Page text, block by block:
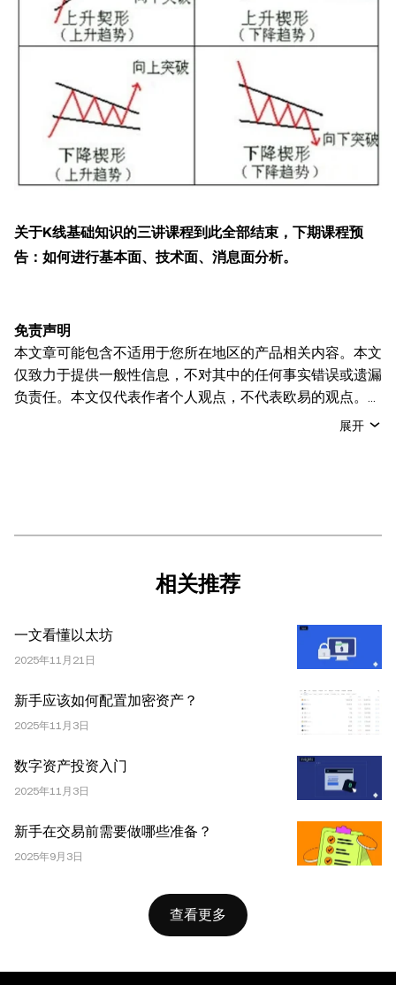
关于K线基础知识的三讲课程到此全部结束，下期课程预
告：如何进行基本面、技术面、消息面分析。
免责声明
本文章可能包含不适用于您所在地区的产品相关内容。本文
仅致力于提供一般性信息，不对其中的任何事实错误或遗漏
负责任。本文仅代表作者个人观点，不代表欧易的观点。
本文无意提供以下任何建议，包括但不限于：(i) 投资建议
计信息，如果有) 仅供一般参考之用。尽管我们在准备这些
数据和图表时已采取了所有合理的谨慎措施，但对于此处表
OKX。本文可以全文复制或分发，也可以使用本文 100 字
或更少的摘录，前提是此类使用是非商业性的。整篇文章的
OKX，经许可使用。”允许的摘录必须引用文章名称并包含
出处，例如“文章名称，[作者姓名 (如适用)]，© 2025
成。不允许对本文进行衍生作品或其他用途。
展开
相关推荐
一文看懂以太坊
2025年11月21日
新手应该如何配置加密资产？
2025年11月3日
数字资产投资入门
2025年11月3日
新手在交易前需要做哪些准备？
2025年9月3日
查看更多